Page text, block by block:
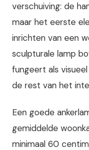
verschuiving: de
maar het eerste
inrichten van een
sculpturale lamp
fungeert als
de rest van het
Een goede
gemiddelde
minimaal 60